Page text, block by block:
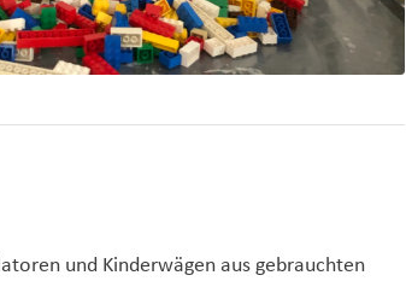
und Kinderwägen aus gebrauchten